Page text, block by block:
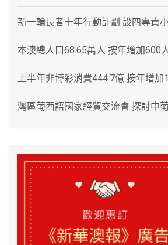
新一輪長者十年行動計劃 設四專責
本澳總人口68.65萬人 按年增加600
上半年非博彩消費444.7億 按年增加
灣區葡西語國家經貿交流會 探討中